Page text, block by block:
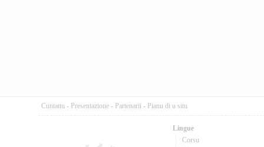
Cuntattu - Presentazione - Partenarii - Pianu di u situ
Lingue
Corsu